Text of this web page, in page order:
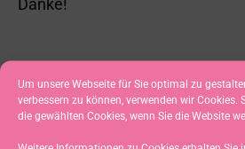
Um unsere Webseite für Sie optimal zu
verbessern zu können, verwenden wir Cookies.
die gewählten Cookies, wenn Sie die Website
Danke!